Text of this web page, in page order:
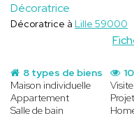
Décoratrice
Décoratrice à Lille 59000
8 types de biens
Maison individuelle
Appartement
Salle de bain